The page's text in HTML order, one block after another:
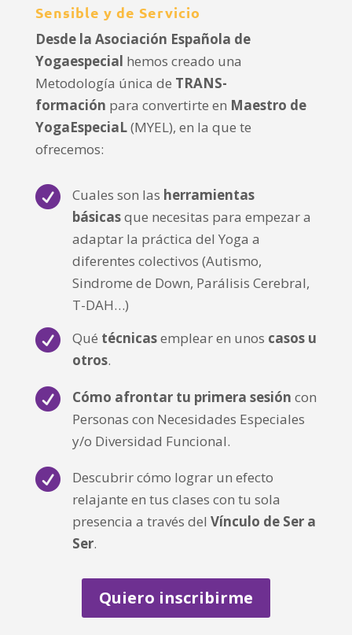
Sensible y de Servicio
Desde la Asociación Española de
Yogaespecial hemos creado una
Metodología única de TRANS-
formación para convertirte en Maestro de
YogaEspeciaL(MYEL), en la que te
ofrecemos:
 Cuales son las herramientas
básicasque necesitas para empezar a
adaptar la práctica del Yoga a
diferentes colectivos (Autismo,
Sindrome de Down, Parálisis Cerebral,
T-DAH…)
 Qué técnicasemplear en unos casos u
otros.
 Cómo afrontar tu primera sesión con
Personas con Necesidades Especiales
y/o Diversidad Funcional.

Descubrir cómo lograr un efecto
relajante en tus clases con tu sola
presencia a través del Vínculo de Ser a
Ser.
Quiero inscribirme